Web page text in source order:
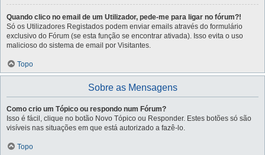
Quando clico no email de um Utilizador, pede-me para ligar no fórum?!
Só os Utilizadores Registados podem enviar emails através do formulário
exclusivo do Fórum (se esta função se encontrar ativada). Isso evita o uso
malicioso do sistema de email por Visitantes.
Topo
Sobre as Mensagens
Como crio um Tópico ou respondo num Fórum?
Isso é fácil, clique no botão Novo Tópico ou Responder. Estes botões só são
visíveis nas situações em que está autorizado a fazê-lo.
Topo